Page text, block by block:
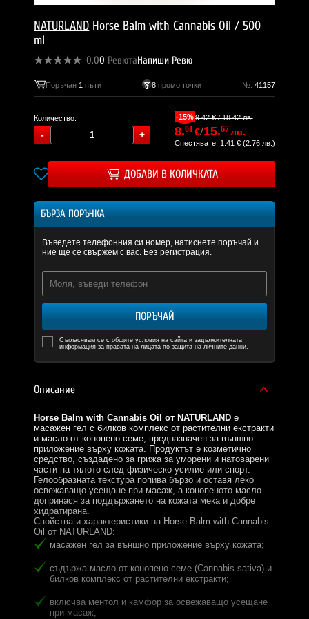
NATURLAND Horse Balm with Cannabis Oil / 500
ml
0.00 РевютаНапиши Ревю
Поръчан 1 пъти 8промо точки №: 41157
Количество: -15%9.42 € / 18.42 лв.
8.01 €/15.67лв.
Спестявате: 1.41 € (2.76 лв.)
ДОБАВИ В КОЛИЧКАТА
БЪРЗА ПОРЪЧКА
Въведете телефонния си номер, натиснете поръчай и
ние ще се свържем с вас. Без регистрация.
ПОРЪЧАЙ
Съгласявам се собщите условия на сайта изадължителната
информация за правата на лицата по защита на личните данни.
Описание
Horse Balm with Cannabis Oil от NATURLAND е
масажен гел с билков комплекс от растителни екстракти
и масло от конопено семе, предназначен за външно
приложение върху кожата. Продуктът е козметично
средство, създадено за грижа за уморени и натоварени
части на тялото след физическо усилие или спорт.
Гелообразната текстура попива бързо и оставя леко
освежаващо усещане при масаж, а конопеното масло
допринася за поддържането на кожата мека и добре
хидратирана.
Свойства и характеристики на Horse Balm with Cannabis
Oil от NATURLAND:
масажен гел за външно приложение върху кожата;
съдържа масло от конопено семе (Cannabis sativa) и
билков комплекс от растителни екстракти;
включва ментол и камфор за освежаващо усещане
при масаж;